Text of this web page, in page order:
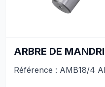
ARBRE DE
Référence : AMB18/4